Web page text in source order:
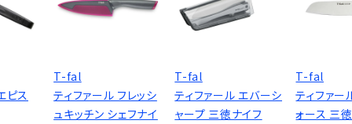
ピス
T-fal
ティファール フレッシ
ュキッチン シェフナイ
T-fal
ティファール エバーシ
ャープ 三徳ナイフ
T-fal
ティファー
ォース 三